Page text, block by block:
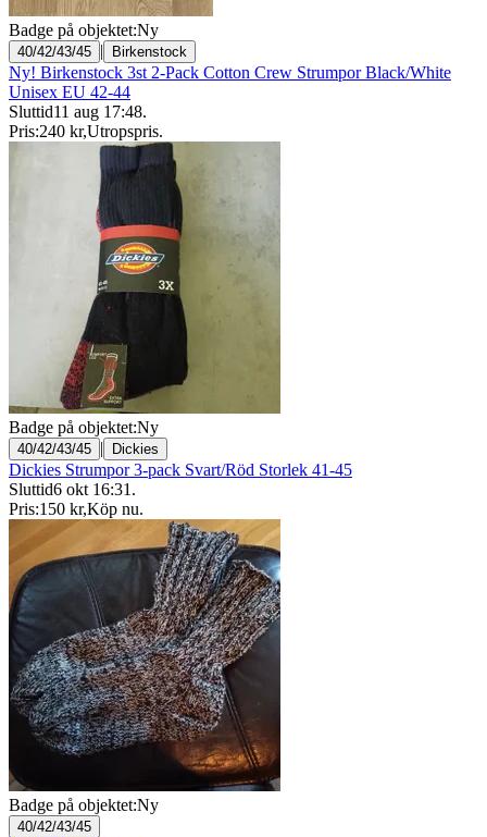
Badge på objektet:Ny
40/42/43/45 | Birkenstock
Ny! Birkenstock 3st 2-Pack Cotton Crew Strumpor Black/White
Unisex EU 42-44
Sluttid11 aug 17:48.
Pris:240 kr,Utropspris.
Badge på objektet:Ny
40/42/43/45 | Dickies
Dickies Strumpor 3-pack Svart/Röd Storlek 41-45
Sluttid6 okt 16:31 .
Pris:150 kr,Köp nu.
Badge på objektet:Ny
40/42/43/45